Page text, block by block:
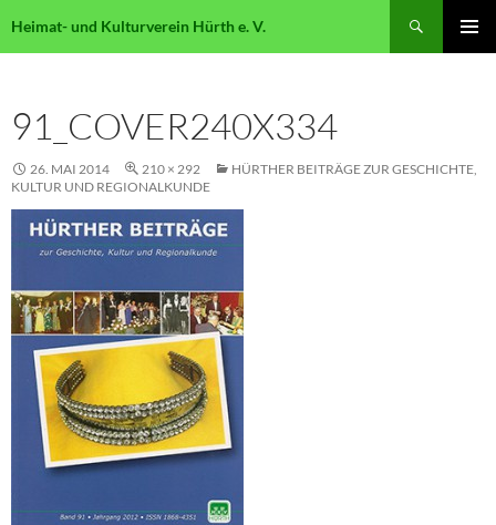
Heimat- und Kulturverein Hürth e. V.
91_COVER240X334
26. MAI 2014 210 × 292
HÜRTHER BEITRÄGE ZUR GESCHICHTE,
KULTUR UND REGIONALKUNDE